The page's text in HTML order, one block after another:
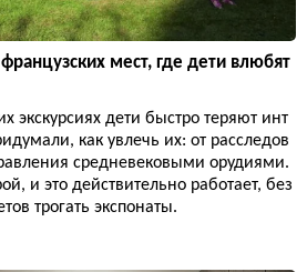
мест, где дети влюбят
экскурсиях дети быстро теряют инт
как увлечь их: от расследов
средневековыми орудиями.
и это действительно работает, без
трогать экспонаты.